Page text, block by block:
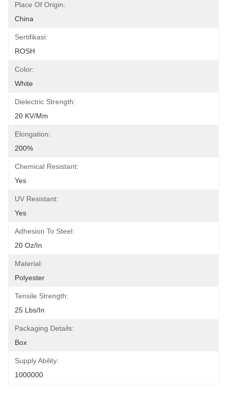
Place Of Origin:
China
Sertifikasi:
ROSH
Color:
White
Dielectric Strength:
20 KV/mm
Elongation:
200%
Chemical Resistant:
Yes
UV Resistant:
Yes
Adhesion To Steel:
20 Oz/in
Material:
Polyester
Tensile Strength:
25 Lbs/in
Packaging Details:
Box
Supply Ability:
1000000